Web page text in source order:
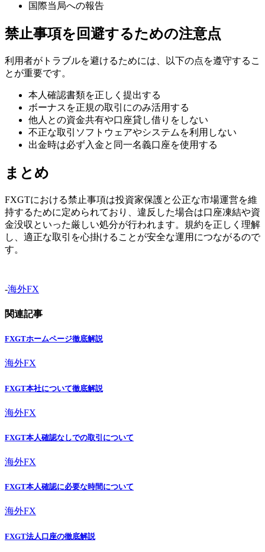
国際当局への報告
禁止事項を回避するための注意点
利用者がトラブルを避けるためには、以下の点を遵守するこ
とが重要です。
本人確認書類を正しく提出する
ボーナスを正規の取引にのみ活用する
他人との資金共有や口座貸し借りをしない
不正な取引ソフトウェアやシステムを利用しない
出金時は必ず入金と同一名義口座を使用する
まとめ
FXGTにおける禁止事項は投資家保護と公正な市場運営を維
持するために定められており、違反した場合は口座凍結や資
金没収といった厳しい処分が行われます。規約を正しく理解
し、適正な取引を心掛けることが安全な運用につながるので
す。
-海外FX
関連記事
FXGTホームページ徹底解説
海外FX
FXGT本社について徹底解説
海外FX
FXGT本人確認なしでの取引について
海外FX
FXGT本人確認に必要な時間について
海外FX
FXGT法人口座の徹底解説